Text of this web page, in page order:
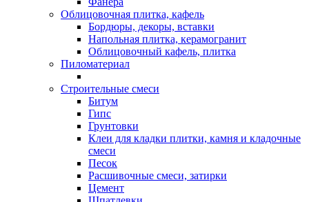
Облицовочная плитка, кафель
Бордюры, декоры, вставки
Напольная плитка, керамогранит
Облицовочный кафель, плитка
Пиломатериал
Строительные смеси
Битум
Гипс
Грунтовки
Клеи для кладки плитки, камня и кладочные
смеси
Песок
Расшивочные смеси, затирки
Цемент